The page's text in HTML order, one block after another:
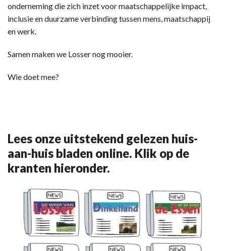
onderneming die zich inzet voor maatschappelijke impact,
inclusie en duurzame verbinding tussen mens, maatschappij
en werk.
Samen maken we Losser nog mooier.
Wie doet mee?
Lees onze uitstekend gelezen huis-
aan-huis bladen online. Klik op de
kranten hieronder.